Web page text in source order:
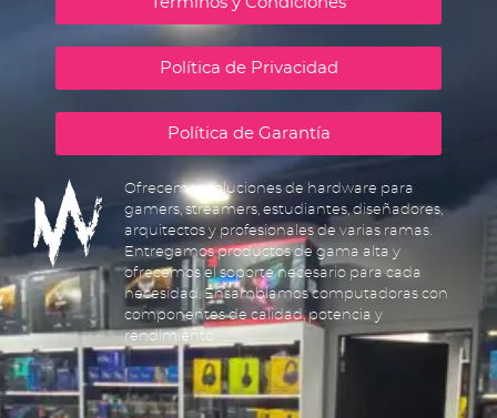
Política de Privacidad
Política de Garantía
Ofrecemos soluciones de hardware para
gamers, streamers, estudiantes, diseñadores,
arquitectos y profesionales de varias ramas.
Entregamos productos de gama alta y
ofrecemos el soporte necesario para cada
necesidad. Ensamblamos computadoras con
componentes de calidad, potencia y
rendimiento.